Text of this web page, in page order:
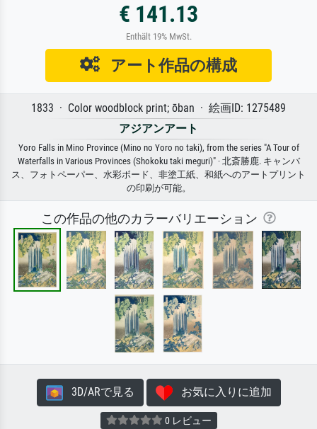
€ 141.13
Enthält 19% MwSt.
アート作品の構成
1833 · Color woodblock print; ōban · 絵画ID: 1275489
アジアンアート
Yoro Falls in Mino Province (Mino no Yoro no taki), from the series "A Tour of
Waterfalls in Various Provinces (Shokoku taki meguri)" · 北斎勝鹿. キャンバ
ス、フォトペーパー、水彩ボード、非塗工紙、和紙へのアートプリント
の印刷が可能。
この作品の他のカラーバリエーション
3D/ARで見る お気に入りに追加
0 レビュー